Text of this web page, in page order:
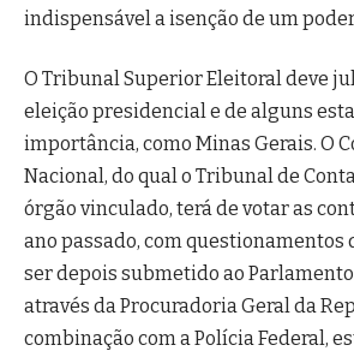
indispensável a isenção de um
O Tribunal Superior Eleitoral deve
eleição presidencial e de alguns
importância, como Minas Gerais. O
Nacional, do qual o Tribunal de
órgão vinculado, terá de votar as
ano passado, com questionamentos
ser depois submetido ao
através da Procuradoria Geral da
combinação com a Polícia Federal,